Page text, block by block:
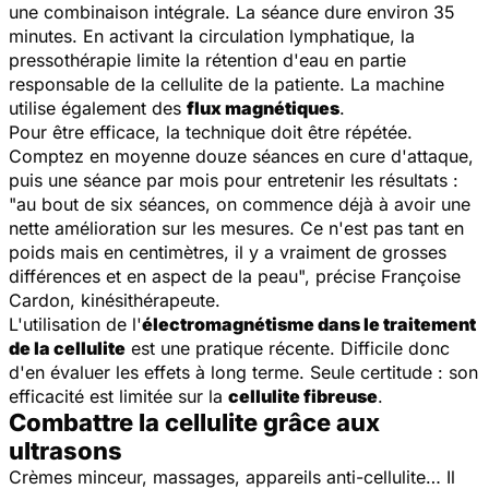
une combinaison intégrale. La séance dure environ 35
minutes. En activant la circulation lymphatique, la
pressothérapie limite la rétention d'eau en partie
responsable de la cellulite de la patiente. La machine
utilise également des flux magnétiques.
Pour être efficace, la technique doit être répétée.
Comptez en moyenne douze séances en cure d'attaque,
puis une séance par mois pour entretenir les résultats :
"au bout de six séances, on commence déjà à avoir une
nette amélioration sur les mesures. Ce n'est pas tant en
poids mais en centimètres, il y a vraiment de grosses
différences et en aspect de la peau", précise Françoise
Cardon, kinésithérapeute.
L'utilisation de l'électromagnétisme dans le traitement
de la cellulite est une pratique récente. Difficile donc
d'en évaluer les effets à long terme. Seule certitude : son
efficacité est limitée sur la cellulite fibreuse.
Combattre la cellulite grâce aux
ultrasons
Crèmes minceur, massages, appareils anti-cellulite… Il